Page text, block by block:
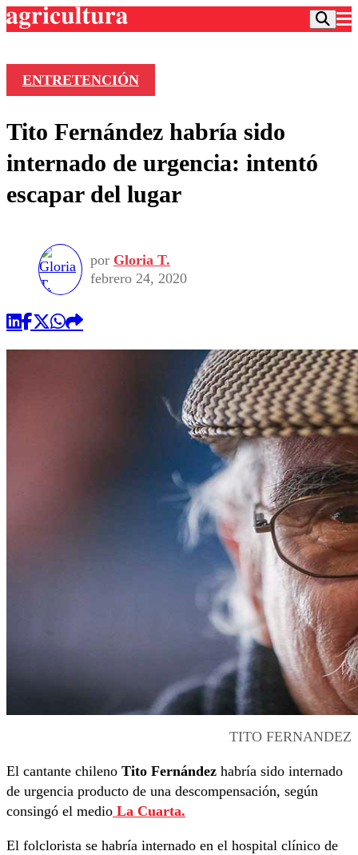
Frecuencias
Agricultura TV
Deportes
Colo Colo
Seleccion Chilena
Torneo Internacional
Entretención
Economía
Internacional
Publicaciones en medios
Opinión
ENTRETENCIÓN
Tito Fernández habría sido
internado de urgencia: intentó
escapar del lugar
por Gloria T.
febrero 24, 2020
TITO FERNANDEZ
El cantante chileno Tito Fernández habría sido internado
de urgencia producto de una descompensación, según
consingó el medio La Cuarta.
El folclorista se habría internado en el hospital clínico de